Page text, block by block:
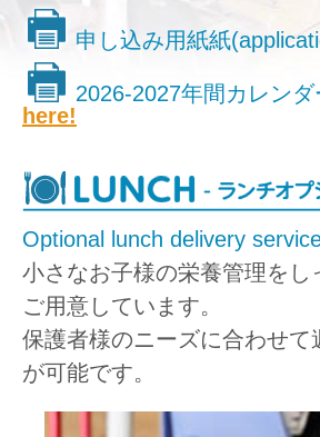
申し込み用紙紙
2026-2027年間カレン
here!
Optional lunch delivery
小さなお子様の栄養管理を
ご用意しています。
保護者様のニーズに合わせ
が可能です。